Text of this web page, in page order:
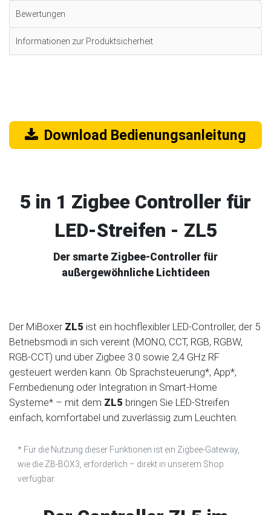
Bewertungen
Informationen zur Produktsicherheit
Download Bedienungsanleitung
5 in 1 Zigbee Controller für
LED-Streifen - ZL5
Der smarte Zigbee-Controller für
außergewöhnliche Lichtideen
Der MiBoxer ZL5 ist ein hochflexibler LED-Controller, der 5
Betriebsmodi in sich vereint (MONO, CCT, RGB, RGBW,
RGB-CCT) und über Zigbee 3.0 sowie 2,4 GHz RF
gesteuert werden kann. Ob Sprachsteuerung*, App*,
Fernbedienung oder Integration in Smart-Home
Systeme* – mit dem ZL5 bringen Sie LED-Streifen
einfach, komfortabel und zuverlässig zum Leuchten.
* Für die Nutzung dieser Funktionen ist ein Zigbee-Gateway,
wie die ZB-BOX3, erforderlich – direkt in unserem Shop
verfügbar.